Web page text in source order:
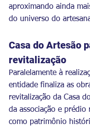
aproximando ainda
do universo do
Casa do Artesão
revitalização
Paralelamente à
entidade finaliza as
revitalização da Casa
da associação e prédio
como patrimônio